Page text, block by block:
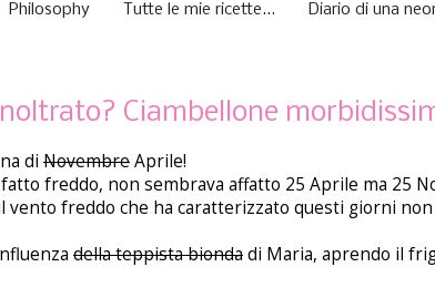
Philosophy Tutte le mie ricette... Diario di una
Ciambellone
di NovembreAprile!
freddo, non sembrava affatto 25 Aprile ma 25
vento freddo che ha caratterizzato questi giorni
della teppista biondadi Maria, aprendo il